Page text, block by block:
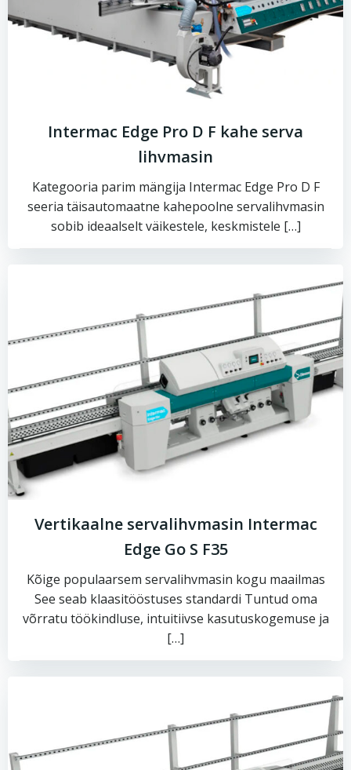
Intermac Edge Pro D F kahe serva
lihvmasin
Kategooria parim mängija Intermac Edge Pro D F
seeria täisautomaatne kahepoolne servalihvmasin
sobib ideaalselt väikestele, keskmistele […]
Vertikaalne servalihvmasin Intermac
Edge Go S F35
Kõige populaarsem servalihvmasin kogu maailmas
See seab klaasitööstuses standardi Tuntud oma
võrratu töökindluse, intuitiivse kasutuskogemuse ja
[…]